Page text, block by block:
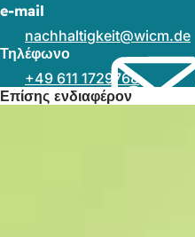
e-mail
nachhaltigkeit
wicm de
Τηλέφωνο
+49 611 1729768
Επίσης ενδιαφέρον